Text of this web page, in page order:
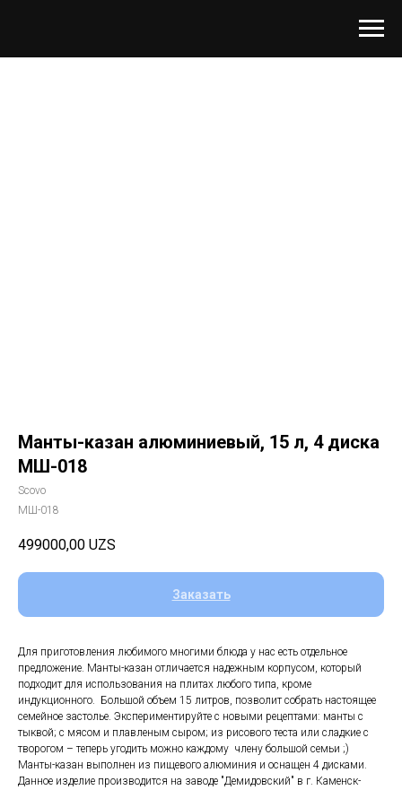
Манты-казан алюминиевый, 15 л, 4 диска
МШ-018
Scovo
МШ-018
499000,00 UZS
Заказать
Для приготовления любимого многими блюда у нас есть отдельное
предложение. Манты-казан отличается надежным корпусом, который
подходит для использования на плитах любого типа, кроме
индукционного. Большой объем 15 литров, позволит собрать настоящее
семейное застолье. Экспериментируйте с новыми рецептами: манты с
тыквой; с мясом и плавленым сыром; из рисового теста или сладкие с
творогом – теперь угодить можно каждому члену большой семьи ;)
Манты-казан выполнен из пищевого алюминия и оснащен 4 дисками.
Данное изделие производится на заводе "Демидовский" в г. Каменск-